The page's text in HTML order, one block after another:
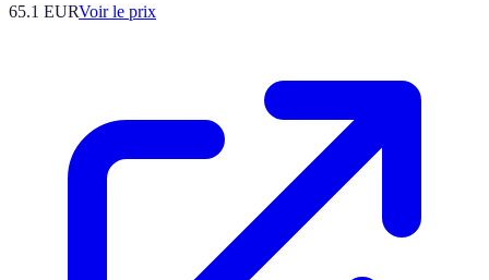
65.1 EURVoir le prix